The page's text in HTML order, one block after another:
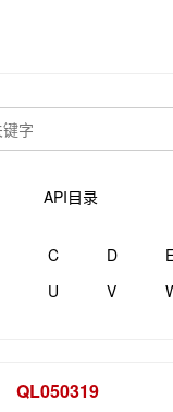
API目录
C D
U V
QL050319